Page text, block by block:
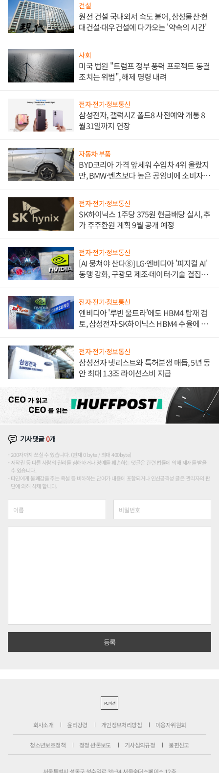
건설
원전 건설 국내외서 속도 붙어, 삼성물산·현
대건설·대우건설에 다가오는 '약속의 시간'
사회
미국 법원 "트럼프 정부 풍력 프로젝트 동결
조치는 위법", 해제 명령 내려
전자·전기·정보통신
삼성전자, 갤럭시Z 폴드8 사전예약 개통 8
월31일까지 연장
자동차·부품
BYD코리아 가격 앞세워 수입차 4위 올랐지
만, BMW·벤츠보다 높은 공임비에 소비자
전자·전기·정보통신
SK하이닉스 1주당 375원 현금배당 실시, 추
가 주주환원 계획 9월 공개 예정
전자·전기·정보통신
[AI 뭉쳐야 산다⑧] LG·엔비디아 '피지컬 AI'
동맹 강화, 구광모 제조·데이터·기술 결집
전자·전기·정보통신
엔비디아 '루빈 울트라'에도 HBM4 탑재 검
토, 삼성전자·SK하이닉스 HBM4 수율에 주
전자·전기·정보통신
삼성전자 넷리스트와 특허분쟁 매듭, 5년 동
안 최대 1.3조 라이선스비 지급
기사댓글0개
200자까지 쓰실 수 있습니다. (현재 0 byte / 최대 400byte)
저작권 등 다른 사람의 권리를 침해하거나 명예를 훼손하는 댓글은 관련 법률에 의해 제재를 받을
수 있습니다.
타인에게 불쾌감을 주는 욕설 등 비하하는 단어가 내용에 포함되거나 인신공격성 글은 관리자의 판
단에 의해 삭제 합니다.
PC버전
회사소개 윤리강령 개인정보처리방침 이용자위원회
청소년보호정책 정정·반론보도 기사심의규정 불편신고